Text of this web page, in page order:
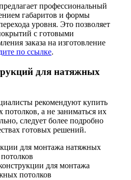
профессиональный
габаритов и формы
уровня. Это позволяет
с готовыми
заказа на изготовление
по ссылке.
для натяжных
рекомендуют купить
а не заниматься их
следует более подробно
готовых решений.
для монтажа
потолков